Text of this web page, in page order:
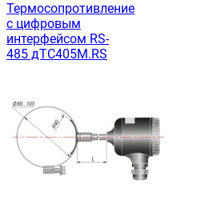
Термосопротивление
с цифровым
интерфейсом RS-
485 дТС405М.RS